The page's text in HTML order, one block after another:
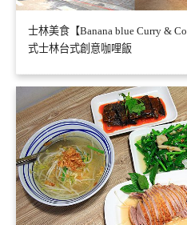
士林美食【Banana blue Curry &
式士林台式創意咖哩飯